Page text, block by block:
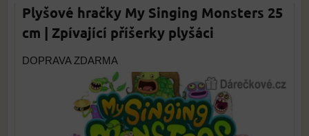
Plyšové hračky My Singing Monsters 25
cm | Zpívající příšerky plyšáci
DOPRAVA ZDARMA